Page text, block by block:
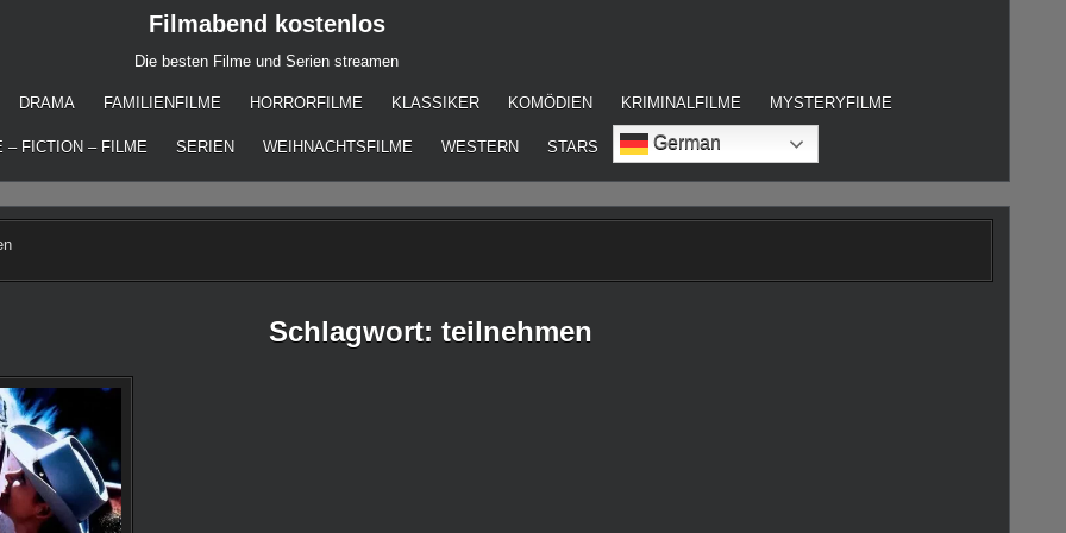
Filmabend kostenlos
Die besten Filme und Serien streamen
DRAMA FAMILIENFILME HORRORFILME KLASSIKER KOMÖDIEN KRIMINALFILME MYSTERYFILME
– FICTION – FILME SERIEN WEIHNACHTSFILME WESTERN STARS German
Schlagwort:teilnehmen